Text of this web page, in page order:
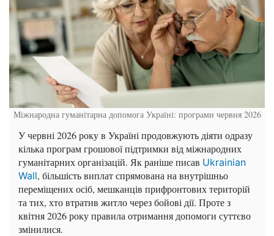
Міжнародна гуманітарна допомога Україні: програми червня 2026
У червні 2026 року в Україні продовжують діяти одразу
кілька програм грошової підтримки від міжнародних
гуманітарних організацій. Як раніше писав Ukrainian
Wall, більшість виплат спрямована на внутрішньо
переміщених осіб, мешканців прифронтових територій
та тих, хто втратив житло через бойові дії. Проте з
квітня 2026 року правила отримання допомоги суттєво
змінилися.